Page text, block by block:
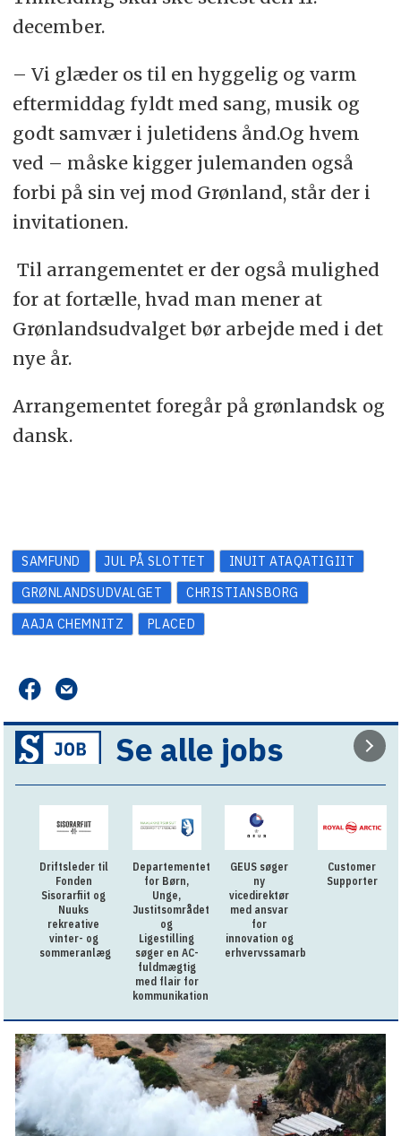
december.
– Vi glæder os til en hyggelig og varm
eftermiddag fyldt med sang, musik og
godt samvær i juletidens ånd.Og hvem
ved – måske kigger julemanden også
forbi på sin vej mod Grønland, står der i
invitationen.
Til arrangementet er der også mulighed
for at fortælle, hvad man mener at
Grønlandsudvalget bør arbejde med i det
nye år.
Arrangementet foregår på grønlandsk og
dansk.
SAMFUND JUL PÅ SLOTTET
INUIT ATAQATIGIIT
GRØNLANDSUDVALGET
CHRISTIANSBORG
AAJA CHEMNITZ
PLACED
Se alle jobs
Driftsleder til
Fonden
Sisorarfiit og
Nuuks
rekreative
vinter- og
sommeranlæg
Departementet
for Børn,
Unge,
Justitsområdet
og
Ligestilling
søger en AC-
fuldmægtig
med flair for
kommunikation
GEUS søger
ny
vicedirektør
med ansvar
for
innovation og
erhvervssamarbejde
Customer
Supporter